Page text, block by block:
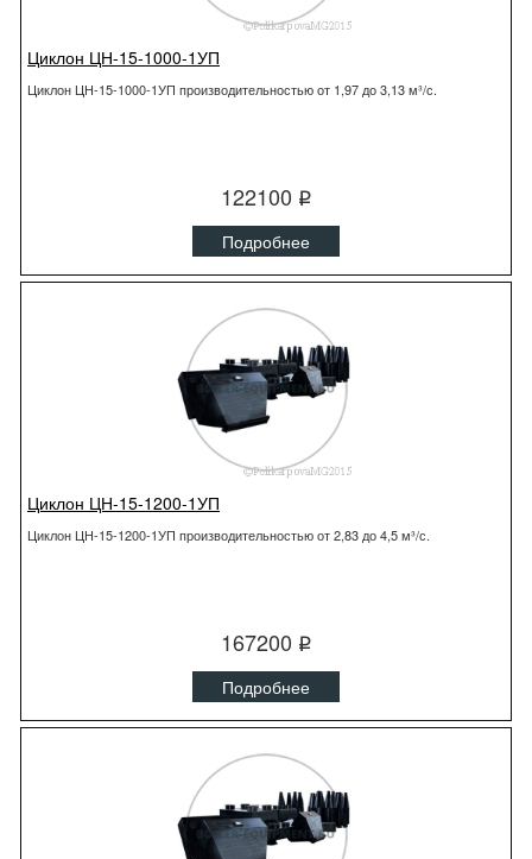
Циклон ЦН-15-1000-1УП
Циклон ЦН-15-1000-1УП производительностью от 1,97 до 3,13 м³/с.
122100 q
Подробнее
Циклон ЦН-15-1200-1УП
Циклон ЦН-15-1200-1УП производительностью от 2,83 до 4,5 м³/с.
167200 q
Подробнее